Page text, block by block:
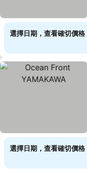
選擇日期，查看確切價格
選擇日期，查看確切價格